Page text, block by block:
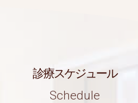
診療スケジュール
Schedule